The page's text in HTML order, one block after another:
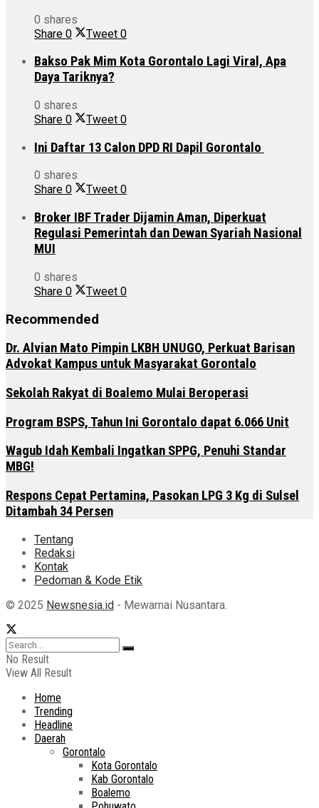
0 shares
Share 0 Tweet 0
Bakso Pak Mim Kota Gorontalo Lagi Viral, Apa
Daya Tariknya?
0 shares
Share 0 Tweet 0
Ini Daftar 13 Calon DPD RI Dapil Gorontalo
0 shares
Share 0 Tweet 0
Broker IBF Trader Dijamin Aman, Diperkuat
Regulasi Pemerintah dan Dewan Syariah Nasional
MUI
0 shares
Share 0 Tweet 0
Recommended
Dr. Alvian Mato Pimpin LKBH UNUGO, Perkuat Barisan
Advokat Kampus untuk Masyarakat Gorontalo
Sekolah Rakyat di Boalemo Mulai Beroperasi
Program BSPS, Tahun Ini Gorontalo dapat 6.066 Unit
Wagub Idah Kembali Ingatkan SPPG, Penuhi Standar
MBG!
Respons Cepat Pertamina, Pasokan LPG 3 Kg di Sulsel
Ditambah 34 Persen
Tentang
Redaksi
Kontak
Pedoman & Kode Etik
© 2025 Newsnesia.id - Mewarnai Nusantara.
No Result
View All Result
Home
Trending
Headline
Daerah
Gorontalo
Kota Gorontalo
Kab Gorontalo
Boalemo